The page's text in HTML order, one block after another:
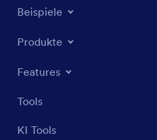
Beispiele
Produkte
Features
Tools
KI Tools